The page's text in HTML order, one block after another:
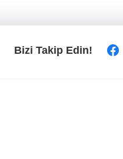
Bizi Takip Edin!